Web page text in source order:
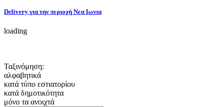
Delivery για την περιοχή Νεα Ιωνια
loading
Ταξινόμηση:
αλφαβητικά
κατά τύπο εστιατορίου
κατά δημοτικότητα
μόνο τα ανοιχτά